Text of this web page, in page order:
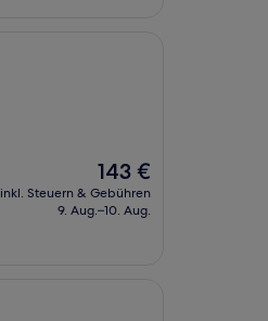
Der
Preis
beträgt
143 €
inkl. Steuern & Gebühren
9. Aug.–10. Aug.